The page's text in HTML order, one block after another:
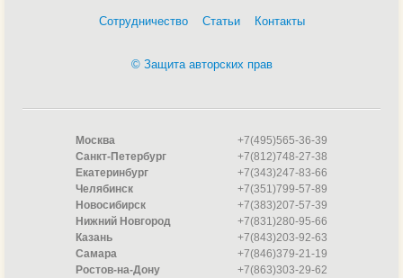
Сотрудничество Статьи Контакты
© Защита авторских прав
Москва
+7(495)565-36-39
Санкт-Петербург
+7(812)748-27-38
Екатеринбург
+7(343)247-83-66
Челябинск
+7(351)799-57-89
Новосибирск
+7(383)207-57-39
Нижний Новгород
+7(831)280-95-66
Казань
+7(843)203-92-63
Самара
+7(846)379-21-19
Ростов-на-Дону
+7(863)303-29-62